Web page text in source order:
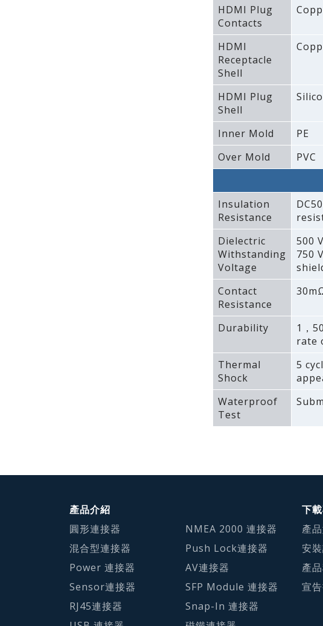
HDMI Plug
Contacts
HDMI
Receptacle
Shell
HDMI Plug
Shell
Inner Mold
PE
Over Mold
PVC
Insulation
Resistance
Dielectric
Withstanding
Voltage
500
750
Contact
Resistance
Durability
1，
rate
Thermal
Shock
5
Waterproof
Test
產品介紹
圓形連接器
混合型連接器
Power 連接器
Sensor連接器
RJ45連接器
NMEA 2000 連接器
Push Lock連接器
AV連接器
SFP Module 連接器
Snap-In 連接器
下
產
安
產
宣